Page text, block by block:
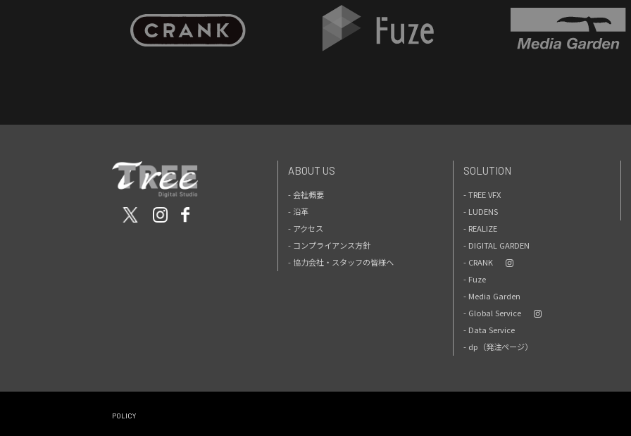
ABOUT US
- 会社概要
- 沿革
- アクセス
- コンプライアンス方針
- 協力会社・スタッフの皆様へ
SOLUTION
- TREE VFX
- LUDENS
- REALIZE
- DIGITAL GARDEN
- CRANK
- Fuze
- Media Garden
- Global Service
- Data Service
- dp（発注ページ）
POLICY